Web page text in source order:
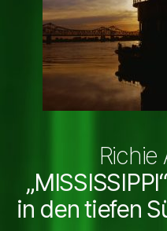
Richie
in den tiefen